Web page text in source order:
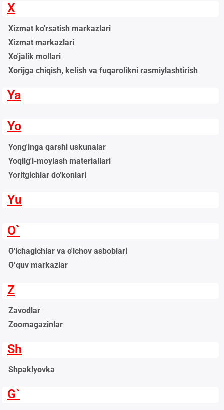
X
Xizmat ko'rsatish markazlari
Xizmat markazlari
Xo'jalik mollari
Xorijga chiqish, kelish va fuqarolikni rasmiylashtirish
Ya
Yo
Yong'inga qarshi uskunalar
Yoqilg'i-moylash materiallari
Yoritgichlar do'konlari
Yu
O`
O'lchagichlar va o'lchov asboblari
O‘quv markazlar
Z
Zavodlar
Zoomagazinlar
Sh
Shpaklyovka
G`